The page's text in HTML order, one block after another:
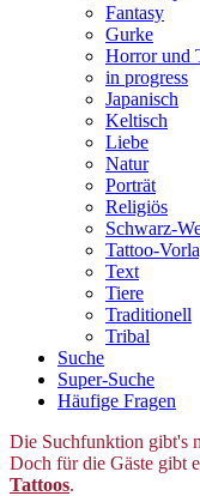
Fantasy
Gurke
Horror und
in progress
Japanisch
Keltisch
Liebe
Natur
Porträt
Religiös
Schwarz-
Tattoo-
Text
Tiere
Traditionell
Tribal
Suche
Super-Suche
Häufige Fragen
Die Suchfunktion gibt's
Doch für die Gäste gibt
Tattoos.